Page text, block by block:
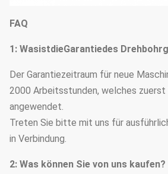
FAQ
1: WasistdieGarantiedes
Der Garantiezeitraum für neue
2000 Arbeitsstunden, welches zuerst
angewendet.
Treten Sie bitte mit uns für
in Verbindung.
2: Was können Sie von uns kaufen?